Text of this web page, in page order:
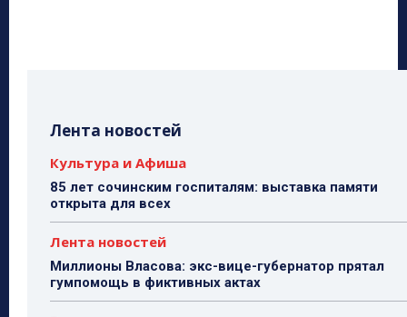
Лента новостей
Культура и Афиша
85 лет сочинским госпиталям: выставка памяти
открыта для всех
Лента новостей
Миллионы Власова: экс-вице-губернатор прятал
гумпомощь в фиктивных актах